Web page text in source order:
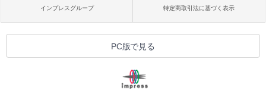
インプレスグループ 特定商取引法に基づく表示
PC版で見る